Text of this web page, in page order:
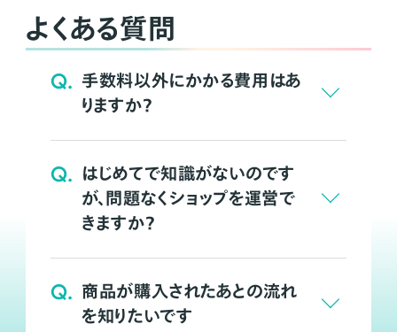
よくある質問
Q. 手数料以外にかかる費用はあ
りますか？
Q. はじめてで知識がないのです
が、問題なくショップを運営で
きますか？
Q. 商品が購入されたあとの流れ
を知りたいです